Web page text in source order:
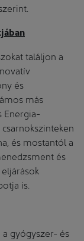
találjon a
és
más
Energia-
és mostantól a
és
is.
gyógyszer- és